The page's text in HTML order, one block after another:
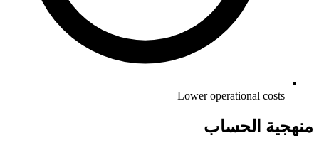
Lower operational costs
منهجية الحساب